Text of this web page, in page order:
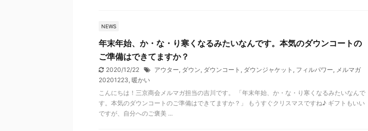
NEWS
年末年始、か・な・り寒くなるみたいなんです。本気のダウンコートの
ご準備はできてますか？
2020/12/22 アウター, ダウン, ダウンコート , ダウンジャケット , フィルパワー, メルマガ
20201223, 暖かい
こんにちは！三京商会メルマガ担当の吉川です。 「年末年始、か・な・り寒くなるみたいなんで
す。本気のダウンコートのご準備はできてますか？」 もうすぐクリスマスですね♪ ギフトもいい
ですが、自分へのご褒美 ...